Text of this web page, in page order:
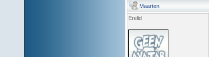
Maarten
Erelid